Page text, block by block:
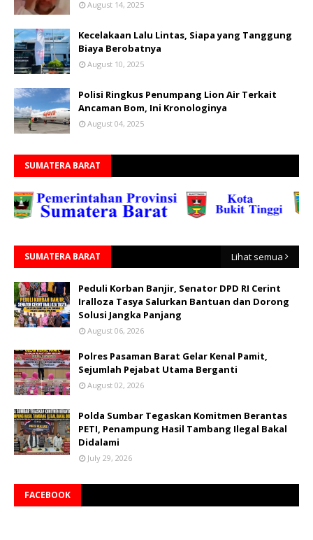
August 14, 2025
Kecelakaan Lalu Lintas, Siapa yang Tanggung
Biaya Berobatnya
August 10, 2025
Polisi Ringkus Penumpang Lion Air Terkait
Ancaman Bom, Ini Kronologinya
August 04, 2025
SUMATERA BARAT
SUMATERA BARAT Lihat semua
Peduli Korban Banjir, Senator DPD RI Cerint
Iralloza Tasya Salurkan Bantuan dan Dorong
Solusi Jangka Panjang
August 06, 2026
Polres Pasaman Barat Gelar Kenal Pamit,
Sejumlah Pejabat Utama Berganti
August 02, 2026
Polda Sumbar Tegaskan Komitmen Berantas
PETI, Penampung Hasil Tambang Ilegal Bakal
Didalami
July 29, 2026
FACEBOOK